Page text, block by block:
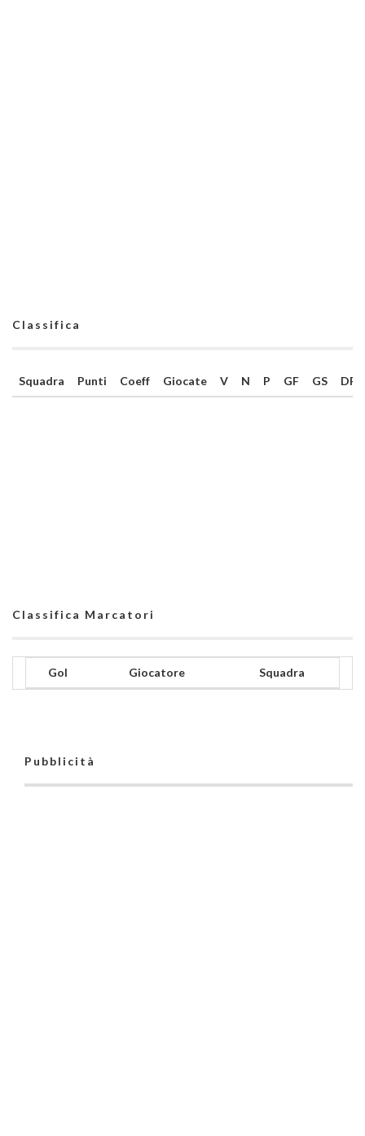
Classifica
Squadra Punti Coeff Giocate V N P GF GS DR
Classifica Marcatori
Gol Giocatore Squadra
Pubblicità